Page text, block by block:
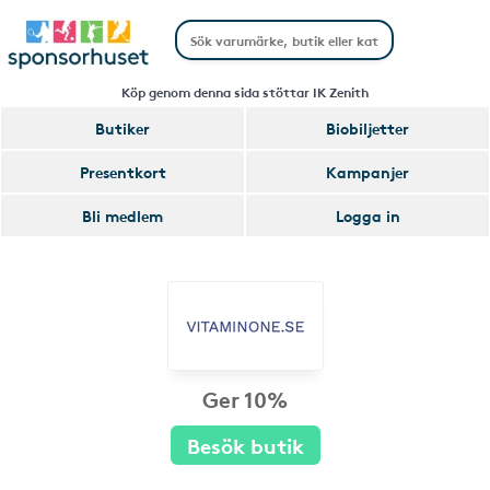
Köp genom denna sida stöttar IK Zenith
Butiker
Biobiljetter
Presentkort
Kampanjer
Bli medlem
Logga in
Ger 10%
Besök butik